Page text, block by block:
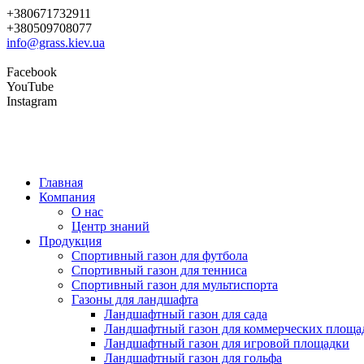
+380671732911
+380509708077
info@grass.kiev.ua
Facebook
YouTube
Instagram
Главная
Компания
О нас
Центр знаний
Продукция
Cпортивный газон для футбола
Cпортивный газон для тенниса
Cпортивный газон для мультиспорта
Газоны для ландшафта
Ландшафтный газон для сада
Ландшафтный газон для коммерческих
Ландшафтный газон для игровой площадки
Ландшафтный газон для гольфа